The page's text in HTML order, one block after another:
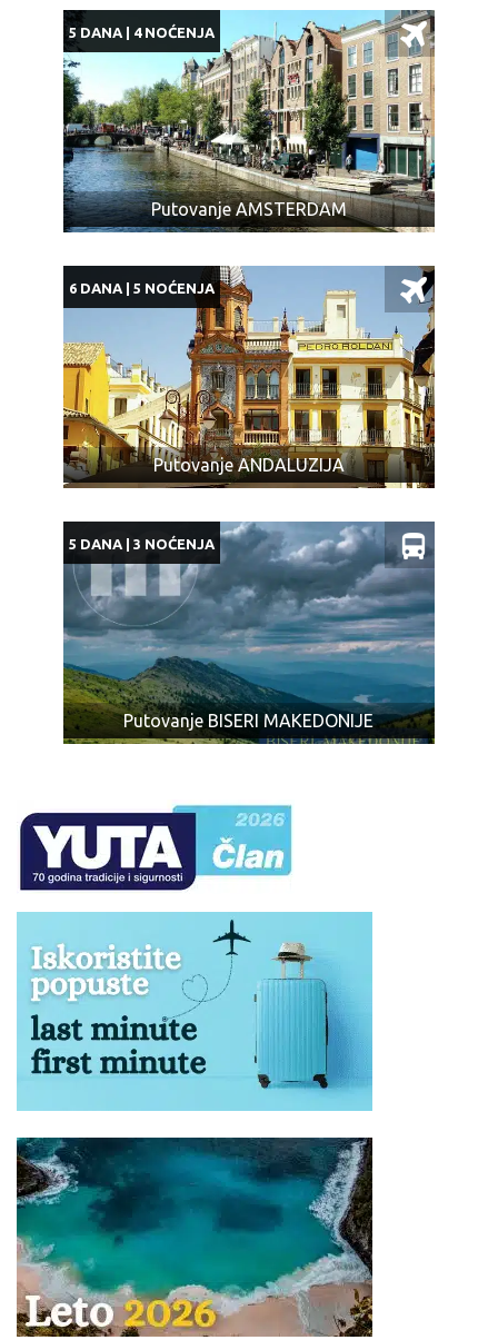
Putovanje AMSTERDAM
5 DANA | 4 NOĆENJA
Putovanje ANDALUZIJA
6 DANA | 5 NOĆENJA
Putovanje BISERI MAKEDONIJE
5 DANA | 3 NOĆENJA